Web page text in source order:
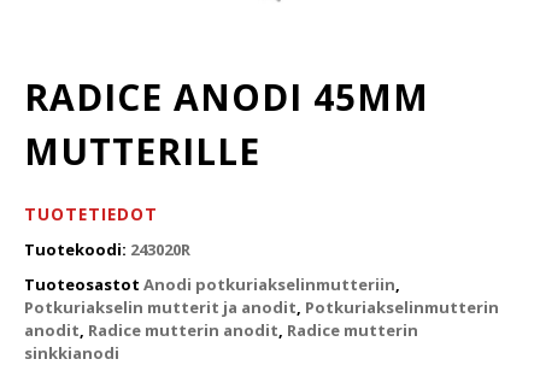
RADICE ANODI 45MM
MUTTERILLE
TUOTETIEDOT
Tuotekoodi: 243020R
Tuoteosastot Anodi potkuriakselinmutteriin,
Potkuriakselin mutterit ja anodit, Potkuriakselinmutterin
anodit, Radice mutterin anodit, Radice mutterin
sinkkianodi